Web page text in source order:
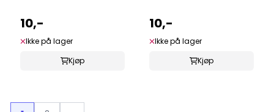
10,-
Ikke på lager
Kjøp
10,-
Ikke på lager
Kjøp